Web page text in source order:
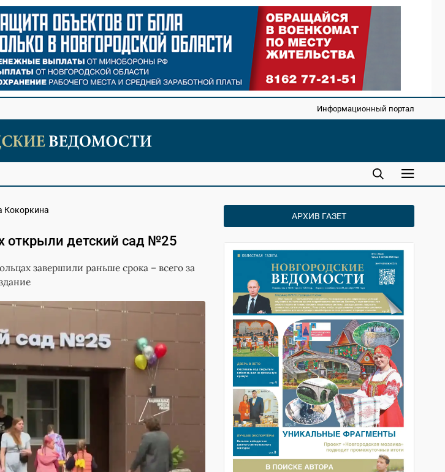
Информационный портал
Кокоркина
открыли детский сад №25
завершили раньше срока – всего за
АРХИВ ГАЗЕТ